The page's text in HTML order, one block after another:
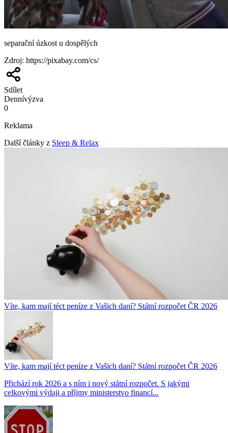
separační úzkost u dospělých
Zdroj: https://pixabay.com/cs/
Sdílet
Dennívýzva
0
Reklama
Další články z Sleep & Relax
Víte, kam mají téct peníze z Vašich daní? Státní rozpočet ČR 2026
Víte, kam mají téct peníze z Vašich daní? Státní rozpočet ČR 2026
Přichází rok 2026 a s ním i nový státní rozpočet. S jakými
celkovými výdaji a příjmy ministerstvo financí...